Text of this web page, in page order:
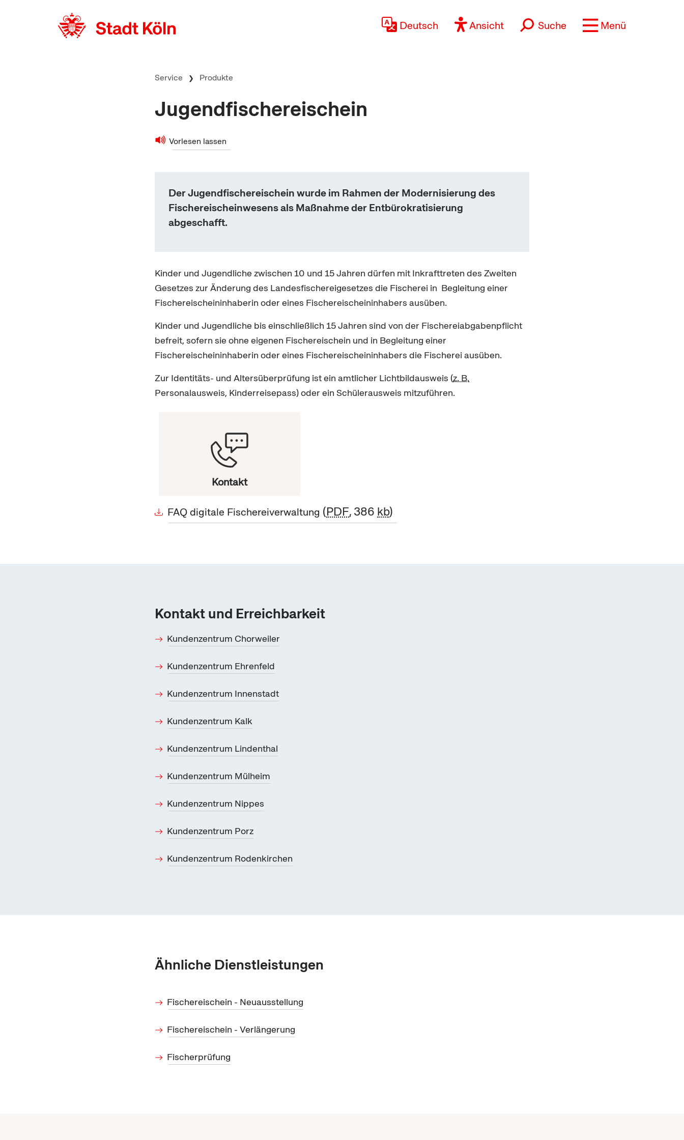
Deutsch
Ansicht Suche Menü
Service Produkte
Jugendfischereischein
Vorlesen lassen
Der Jugendfischereischein wurde im Rahmen der Modernisierung des
Fischereischeinwesens als Maßnahme der Entbürokratisierung
abgeschafft.
Kinder und Jugendliche zwischen 10 und 15 Jahren dürfen mit Inkrafttreten des Zweiten
Gesetzes zur Änderung des Landesfischereigesetzes die Fischerei in Begleitung einer
Fischereischeininhaberin oder eines Fischereischeininhabers ausüben.
Kinder und Jugendliche bis einschließlich 15 Jahren sind von der Fischereiabgabenpflicht
befreit, sofern sie ohne eigenen Fischereischein und in Begleitung einer
Fischereischeininhaberin oder eines Fischereischeininhabers die Fischerei ausüben.
Zur Identitäts- und Altersüberprüfung ist ein amtlicher Lichtbildausweis (z. B.
Personalausweis, Kinderreisepass) oder ein Schülerausweis mitzuführen.
Kontakt
FAQ digitale Fischereiverwaltung PDF, 386 kb
Kontakt und Erreichbarkeit
Kundenzentrum Chorweiler
Kundenzentrum Ehrenfeld
Kundenzentrum Innenstadt
Kundenzentrum Kalk
Kundenzentrum Lindenthal
Kundenzentrum Mülheim
Kundenzentrum Nippes
Kundenzentrum Porz
Kundenzentrum Rodenkirchen
Ähnliche Dienstleistungen
Fischereischein - Neuausstellung
Fischereischein - Verlängerung
Fischerprüfung